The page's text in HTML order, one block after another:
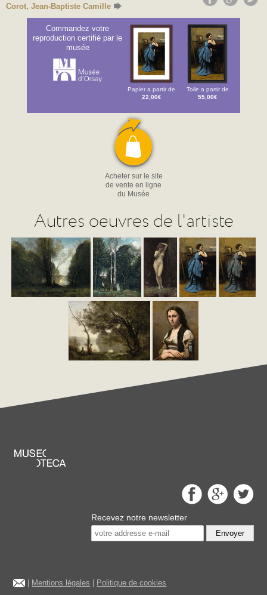
Corot, Jean-Baptiste Camille
Commandez votre
reproduction certifié par le
musée
Papier a partir de
22,00€
Toile a partir de
55,00€
Acheter sur le site
de vente en ligne
du Musée
Autres oeuvres de l'artiste
Recevez notre newsletter
Envoyer
| Mentions légales | Politique de cookies